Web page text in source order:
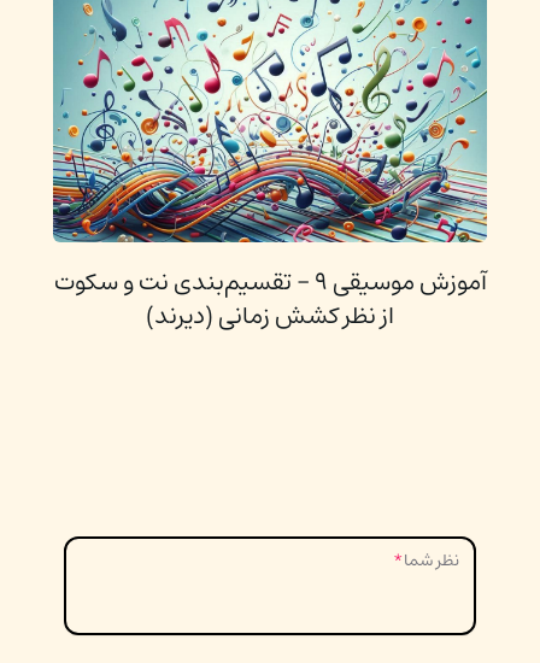
آموزش موسیقی ۹ - تقسیم‌بندی نت و سکوت
از نظر کشش زمانی (دیرند)
نظر شما